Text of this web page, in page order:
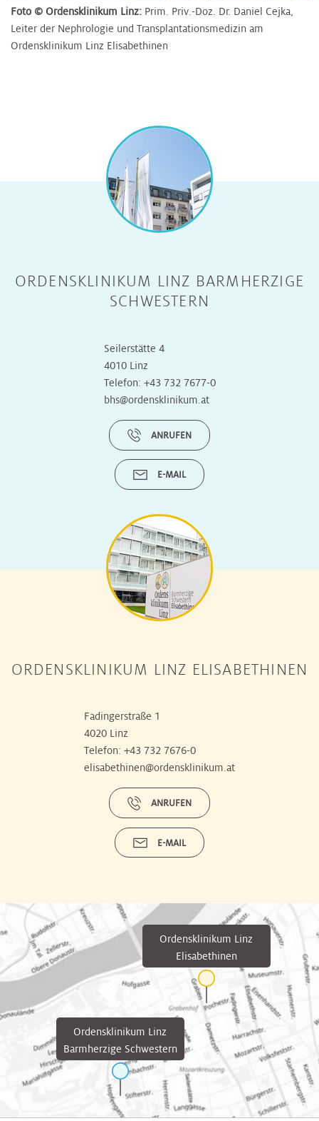
Foto © Ordensklinikum Linz: Prim. Priv.-Doz. Dr. Daniel Cejka,
Leiter der Nephrologie und Transplantationsmedizin am
Ordensklinikum Linz Elisabethinen
ORDENSKLINIKUM LINZ BARMHERZIGE
SCHWESTERN
Seilerstätte 4
4010 Linz
Telefon: +43 732 7677-0
bhs@ordensklinikum.at
ANRUFEN
E-MAIL
ORDENSKLINIKUM LINZ ELISABETHINEN
Fadingerstraße 1
4020 Linz
Telefon: +43 732 7676-0
elisabethinen@ordensklinikum.at
ANRUFEN
E-MAIL
Ordensklinikum Linz
Barmherzige Schwestern
Ordensklinikum Linz
Elisabethinen